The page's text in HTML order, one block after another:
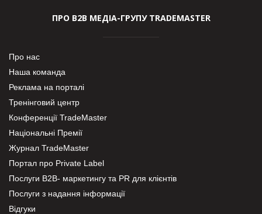
ПРО В2В МЕДІА-ГРУПУ TRADEMASTER
Про нас
Наша команда
Реклама на порталі
Тренінговий центр
Конференції TradeMaster
Національні Премії
Журнал TradeMaster
Портал про Private Label
Послуги В2В- маркетингу та PR для клієнтів
Послуги з надання інформації
Відгуки